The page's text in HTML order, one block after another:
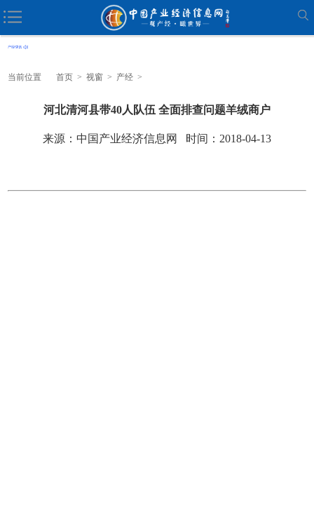
当前位置 首页 > 视窗 > 产经 >
河北清河县带40人队伍 全面排查问题羊绒商户
来源：中国产业经济信息网 时间：2018-04-13